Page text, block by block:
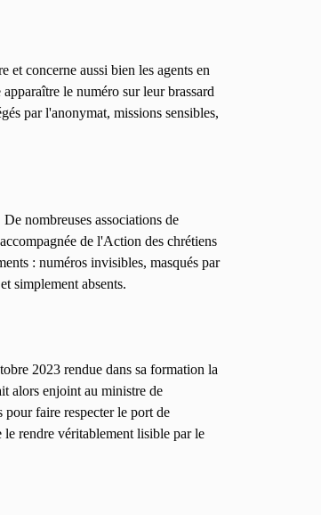
concerne aussi bien les agents en
le numéro sur leur brassard
par l'anonymat, missions sensibles,
nombreuses associations de
de l'Action des chrétiens
: numéros invisibles, masqués par
simplement absents.
2023 rendue dans sa formation la
alors enjoint au ministre de
pour faire respecter le port de
rendre véritablement lisible par le